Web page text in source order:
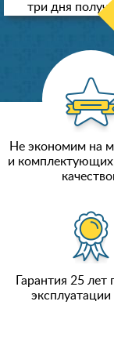
три дня
Не экономим на
и
Гарантия 25 лет
эксплуатации